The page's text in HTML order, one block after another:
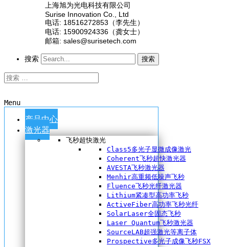
上海旭为光电科技有限公司
Surise Innovation Co., Ltd
电话: 18516272853（李先生）
电话: 15900924336（龚女士）
邮箱: sales@surisetech.com
搜索 搜索
Menu
产品中心
激光器
飞秒超快激光
Class5多光子显微成像激光
Coherent飞秒超快激光器
AVESTA飞秒激光器
Menhir高重频低噪声飞秒
Fluence飞秒光纤激光器
Lithium紧凑型高功率飞秒
ActiveFiber高功率飞秒光纤
SolarLaser全固态飞秒
Laser Quantum飞秒激光器
SourceLAB超强激光等离子体
Prospective多光子成像飞秒FSX